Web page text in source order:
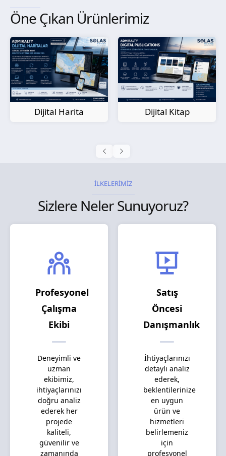
Öne Çıkan Ürünlerimiz
Dijital Kitap
Kağıt Harita
İLKELERİMİZ
Sizlere Neler Sunuyoruz?
Profesyonel
Çalışma
Ekibi
Deneyimli ve
uzman
ekibimiz,
ihtiyaçlarınızı
doğru analiz
ederek her
projede
kaliteli,
güvenilir ve
zamanında
Satış
Öncesi
Danışmanlık
İhtiyaçlarınızı
detaylı analiz
ederek,
beklentilerinize
en uygun
ürün ve
hizmetleri
belirlemeniz
için
profesyonel